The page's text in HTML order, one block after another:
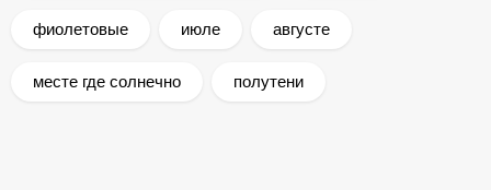
фиолетовые июле августе
месте где солнечно полутени